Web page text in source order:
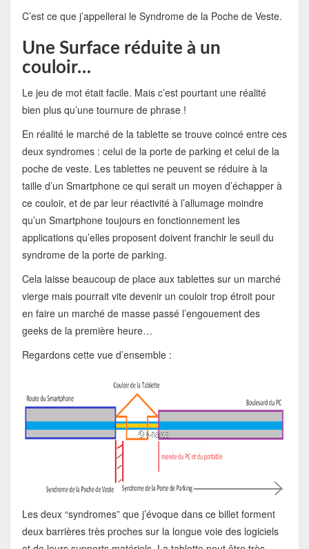
C’est ce que j’appellerai le Syndrome de la Poche de Veste.
Une Surface réduite à un
couloir…
Le jeu de mot était facile. Mais c’est pourtant une réalité
bien plus qu’une tournure de phrase !
En réalité le marché de la tablette se trouve coincé entre ces
deux syndromes : celui de la porte de parking et celui de la
poche de veste. Les tablettes ne peuvent se réduire à la
taille d’un Smartphone ce qui serait un moyen d’échapper à
ce couloir, et de par leur réactivité à l’allumage moindre
qu’un Smartphone toujours en fonctionnement les
applications qu’elles proposent doivent franchir le seuil du
syndrome de la porte de parking.
Cela laisse beaucoup de place aux tablettes sur un marché
vierge mais pourrait vite devenir un couloir trop étroit pour
en faire un marché de masse passé l’engouement des
geeks de la première heure…
Regardons cette vue d’ensemble :
Les deux “syndromes” que j’évoque dans ce billet forment
deux barrières très proches sur la longue voie des logiciels